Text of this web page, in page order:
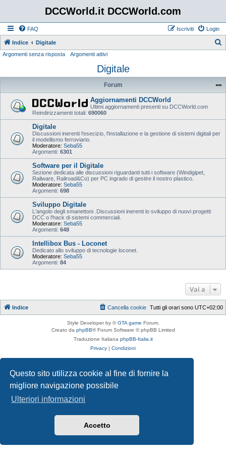
Questo sito utilizza cookie al fine di fornire la
migliore navigazione possibile
Ulteriori informazioni
Accetto
DCCWorld.it DCCWorld.com
FAQ Login
Iscriviti
Indice Digitale
c
Argomenti senza risposta Argomenti attivi
Digitale
Forum
Aggiornamenti DCCWorld
Ultimi aggiornamenti presenti su DCCWorld.com
Reindirizzamenti totali: 690060
Digitale
Discussioni inerenti l'esecizio, l'installazione e la gestione di sistemi digitali per
il modellismo ferroviario.
Moderatore: Seba55
Argomenti: 6301
Software per il Digitale
Sezione dedicata alle discussioni riguardanti tutti i software (Windigipet,
Railware, Railroad&Co) per PC ingrado di gestire il nostro plastico.
Moderatore: Seba55
Argomenti: 698
Sviluppo Digitale
L'angolo degli smanettoni .Discussioni inerenti lo sviluppo di nuovi progetti
DCC o l'hack di sistemi commerciali.
Moderatore: Seba55
Argomenti: 648
Intellibox Bus - Loconet
Dedicato allo sviluppo di tecnologie loconet.
Moderatore: Seba55
Argomenti: 84
Vai a
Indice Tutti gli orari sono UTC+02:00
Cancella cookie
Style Developer by ©GTA game Forum.
Creato da phpBB® Forum Software © phpBB Limited
Traduzione Italiana phpBB-Italia.it
Privacy | Condizioni